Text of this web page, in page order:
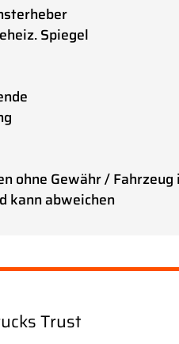
Spiegel
ohne Gewähr /
kann abweichen
Trust